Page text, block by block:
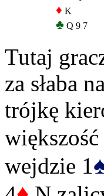
♦ K
♣ Q 9 7
Tutaj
za słaba
trójkę
większość
wejdzie 1